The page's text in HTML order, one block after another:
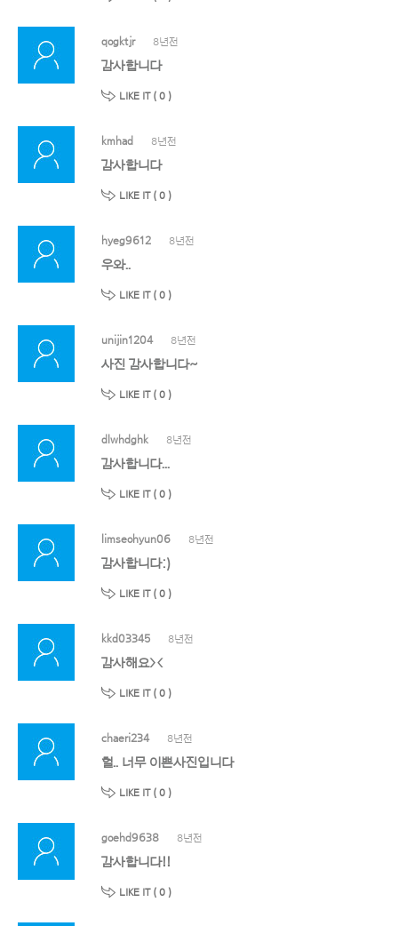
qogktjr 8년전
감사합니다
LIKE IT ( 0 )
kmhad 8년전
감사합니다
LIKE IT ( 0 )
hyeg9612 8년전
우와..
LIKE IT ( 0 )
unijin1204 8년전
사진 감사합니다~
LIKE IT ( 0 )
dlwhdghk 8년전
감사합니다...
LIKE IT ( 0 )
limseohyun06 8년전
감사합니다:)
LIKE IT ( 0 )
kkd03345 8년전
감사해요><
LIKE IT ( 0 )
chaeri234 8년전
헐.. 너무 이쁜사진입니다
LIKE IT ( 0 )
goehd9638 8년전
감사합니다!!
LIKE IT ( 0 )